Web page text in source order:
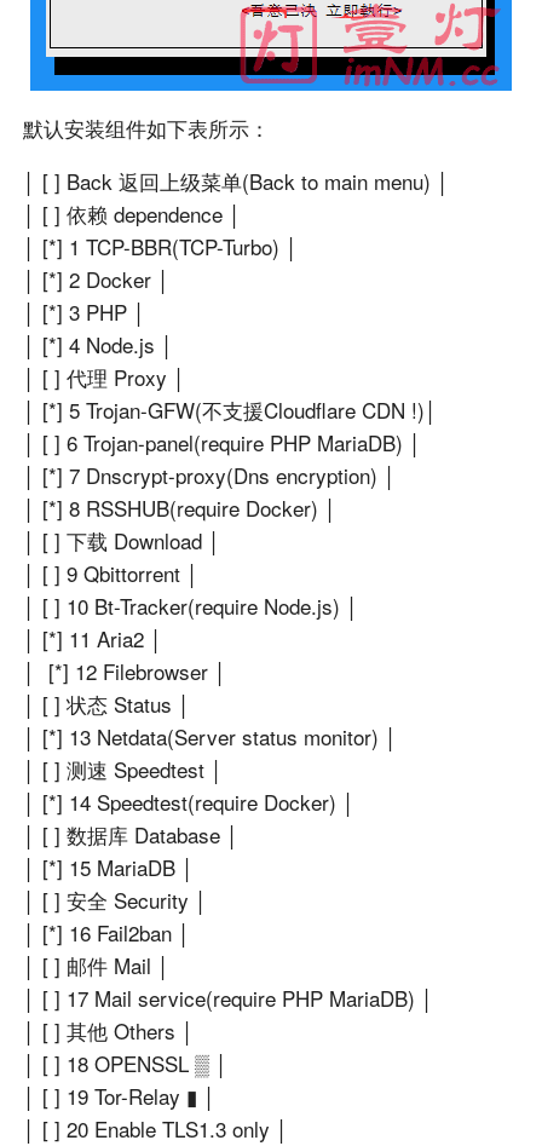
默认安装组件如下表所示：
│ [ ] Back 返回上级菜单(Back to main menu) │
│ [ ] 依赖 dependence │
│ [*] 1 TCP-BBR(TCP-Turbo) │
│ [*] 2 Docker │
│ [*] 3 PHP │
│ [*] 4 Node.js │
│ [ ] 代理 Proxy │
│ [*] 5 Trojan-GFW(不支援Cloudflare CDN !)│
│ [ ] 6 Trojan-panel(require PHP MariaDB) │
│ [*] 7 Dnscrypt-proxy(Dns encryption) │
│ [*] 8 RSSHUB(require Docker) │
│ [ ] 下载 Download │
│ [ ] 9 Qbittorrent │
│ [ ] 10 Bt-Tracker(require Node.js) │
│ [*] 11 Aria2 │
│ [*] 12 Filebrowser │
│ [ ] 状态 Status │
│ [*] 13 Netdata(Server status monitor) │
│ [ ] 测速 Speedtest │
│ [*] 14 Speedtest(require Docker) │
│ [ ] 数据库 Database │
│ [*] 15 MariaDB │
│ [ ] 安全 Security │
│ [*] 16 Fail2ban │
│ [ ] 邮件 Mail │
│ [ ] 17 Mail service(require PHP MariaDB) │
│ [ ] 其他 Others │
│ [ ] 18 OPENSSL ▒ │
│ [ ] 19 Tor-Relay ▮ │
│ [ ] 20 Enable TLS1.3 only │